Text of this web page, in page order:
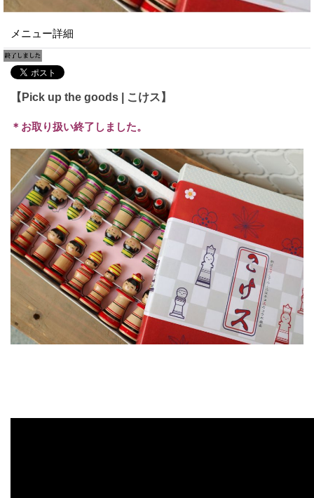
メニュー詳細
【Pick up the goods | こけス】
＊お取り扱い終了しました。